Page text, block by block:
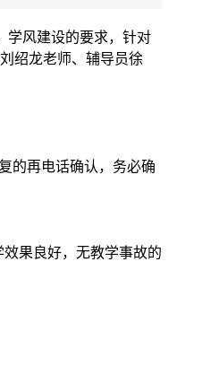
学风建设的要求，针对
刘绍龙老师、 辅导员徐
的再电话确认 ，务必确
果良好，无教学事故的